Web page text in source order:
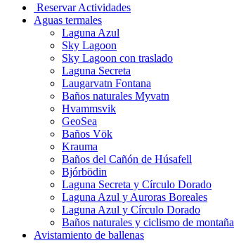
Reservar Actividades
Aguas termales
Laguna Azul
Sky Lagoon
Sky Lagoon con traslado
Laguna Secreta
Laugarvatn Fontana
Baños naturales Myvatn
Hvammsvik
GeoSea
Baños Vök
Krauma
Baños del Cañón de Húsafell
Bjórbödin
Laguna Secreta y Círculo Dorado
Laguna Azul y Auroras Boreales
Laguna Azul y Círculo Dorado
Baños naturales y ciclismo de montaña
Avistamiento de ballenas